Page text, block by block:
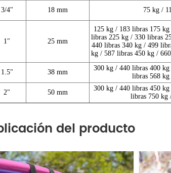
3/4" 18 mm 75 kg /
1" 25 mm
125 kg / 183 libras 175
libras 225 kg / 330 libras
440 libras 340 kg / 499
kg / 587 libras 450 kg /
1.5" 38 mm
300 kg / 440 libras 400
libras 568
2" 50 mm
300 kg / 440 libras 450
libras 750 kg
del producto